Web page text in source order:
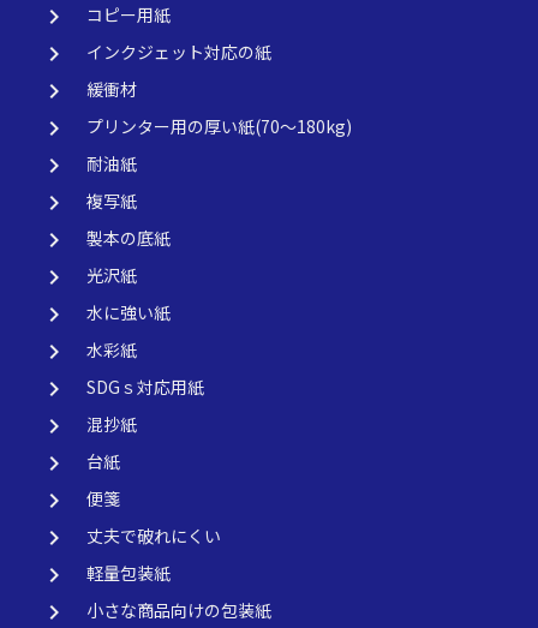
keyboard_arrow_right コピー用紙
keyboard_arrow_right インクジェット対応の紙
keyboard_arrow_right 緩衝材
keyboard_arrow_right プリンター用の厚い紙(70～180kg)
keyboard_arrow_right 耐油紙
keyboard_arrow_right 複写紙
keyboard_arrow_right 製本の底紙
keyboard_arrow_right 光沢紙
keyboard_arrow_right 水に強い紙
keyboard_arrow_right 水彩紙
keyboard_arrow_right SDGｓ対応用紙
keyboard_arrow_right 混抄紙
keyboard_arrow_right 台紙
keyboard_arrow_right 便箋
keyboard_arrow_right 丈夫で破れにくい
keyboard_arrow_right 軽量包装紙
keyboard_arrow_right 小さな商品向けの包装紙